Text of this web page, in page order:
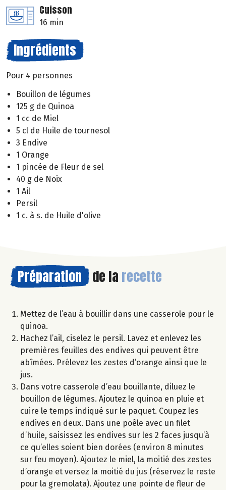
Cuisson
16 min
Ingrédients
Pour 4 personnes
Bouillon de légumes
125 g de Quinoa
1 cc de Miel
5 cl de Huile de tournesol
3 Endive
1 Orange
1 pincée de Fleur de sel
40 g de Noix
1 Ail
Persil
1 c. à s. de Huile d'olive
Préparation de la recette
Mettez de l’eau à bouillir dans une casserole pour le
quinoa.
Hachez l’ail, ciselez le persil. Lavez et enlevez les
premières feuilles des endives qui peuvent être
abîmées. Prélevez les zestes d’orange ainsi que le
jus.
Dans votre casserole d’eau bouillante, diluez le
bouillon de légumes. Ajoutez le quinoa en pluie et
cuire le temps indiqué sur le paquet. Coupez les
endives en deux. Dans une poêle avec un filet
d’huile, saisissez les endives sur les 2 faces jusqu’à
ce qu’elles soient bien dorées (environ 8 minutes
sur feu moyen). Ajoutez le miel, la moitié des zestes
d’orange et versez la moitié du jus (réservez le reste
pour la gremolata). Ajoutez une pointe de fleur de